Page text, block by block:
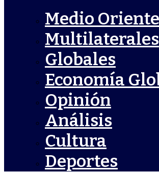
Medio Oriente
Multilaterales
Globales
Economía
Opinión
Análisis
Cultura
Deportes